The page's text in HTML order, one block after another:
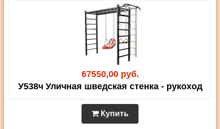
67550,00 руб.
У538ч Уличная шведская стенка - рукоход
Купить